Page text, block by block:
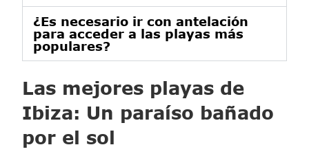
¿Es necesario ir con antelación
para acceder a las playas más
populares?
Las mejores playas de
Ibiza: Un paraíso bañado
por el sol